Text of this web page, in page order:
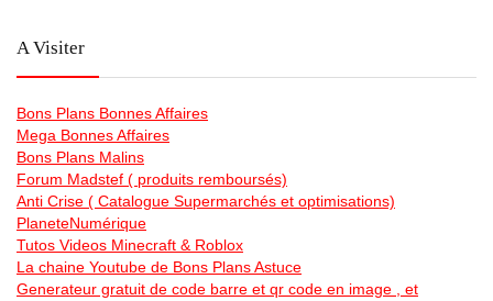
A Visiter
Bons Plans Bonnes Affaires
Mega Bonnes Affaires
Bons Plans Malins
Forum Madstef ( produits remboursés)
Anti Crise ( Catalogue Supermarchés et optimisations)
PlaneteNumérique
Tutos Videos Minecraft & Roblox
La chaine Youtube de Bons Plans Astuce
Generateur gratuit de code barre et qr code en image , et